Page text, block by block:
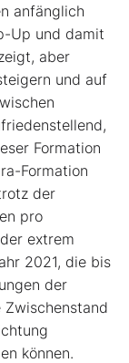
anfänglich
Up und damit
aber
und auf
Formation
Formation
der
pro
extrem
2021, die bis
der
Zwischenstand
können.